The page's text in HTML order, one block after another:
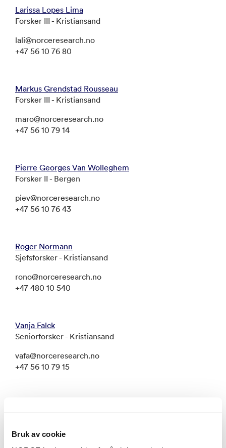
Bruk av cookie
Larissa Lopes Lima
Forsker III - Kristiansand
lali@norceresearch.no
+47 56 10 76 80
Markus Grendstad Rousseau
Forsker III - Kristiansand
maro@norceresearch.no
+47 56 10 79 14
Pierre Georges Van Wolleghem
Forsker II - Bergen
piev@norceresearch.no
+47 56 10 76 43
Roger Normann
Sjefsforsker - Kristiansand
rono@norceresearch.no
+47 480 10 540
Vanja Falck
Seniorforsker - Kristiansand
vafa@norceresearch.no
+47 56 10 79 15
Forsker II - Kristiansand
ongu@norceresearch.no
+47 56 10 76 66